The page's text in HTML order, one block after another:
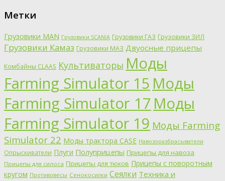
Метки
Грузовики MAN Грузовики SCANIA Грузовики ГАЗ Грузовики ЗИЛ
Грузовики Камаз Грузовики МАЗ Двуосные прицепы
Комбайны CLAAS Культиваторы Моды
Farming Simulator 15 Моды
Farming Simulator 17 Моды
Farming Simulator 19 Моды Farming
Simulator 22 Моды трактора CASE Навозоразбрасыватели
Опрыскиватели Плуги Полуприцепы Прицепы для навоза
Прицепы для силоса Прицепы для тюков Прицепы с поворотным
кругом Противовесы Сенокосилки Сеялки Техника и